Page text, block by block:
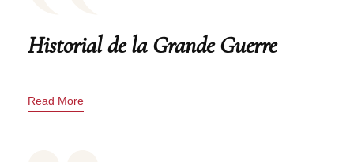
Historial de la Grande Guerre
Read More